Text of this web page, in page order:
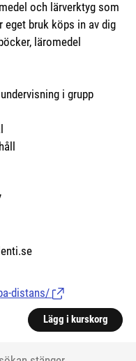
och lärverktyg som
bruk köps in av dig
läromedel
i grupp
distans/ (Länk till extern
Lägg i kurskorg